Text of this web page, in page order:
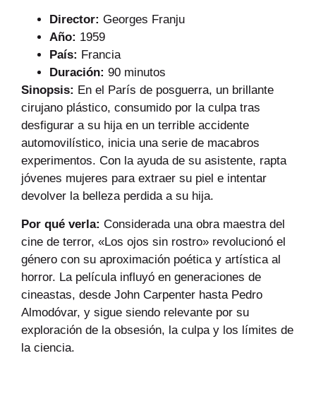
Director: Georges Franju
Año: 1959
País: Francia
Duración: 90 minutos
Sinopsis: En el París de posguerra, un brillante
cirujano plástico, consumido por la culpa tras
desfigurar a su hija en un terrible accidente
automovilístico, inicia una serie de macabros
experimentos. Con la ayuda de su asistente, rapta
jóvenes mujeres para extraer su piel e intentar
devolver la belleza perdida a su hija.
Por qué verla: Considerada una obra maestra del
cine de terror, «Los ojos sin rostro» revolucionó el
género con su aproximación poética y artística al
horror. La película influyó en generaciones de
cineastas, desde John Carpenter hasta Pedro
Almodóvar, y sigue siendo relevante por su
exploración de la obsesión, la culpa y los límites de
la ciencia.